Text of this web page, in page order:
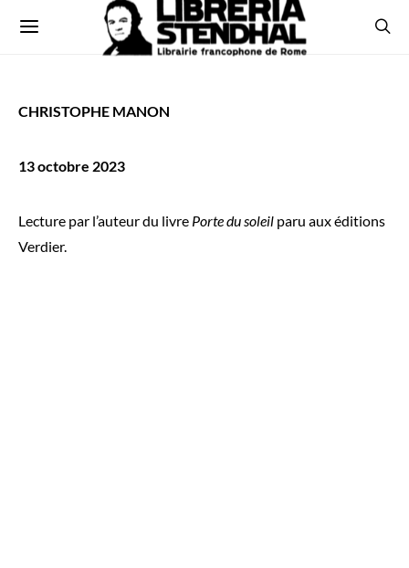
CHRISTOPHE MANON
13 octobre 2023
Lecture par l’auteur du livre Porte du soleil paru aux éditions
Verdier.